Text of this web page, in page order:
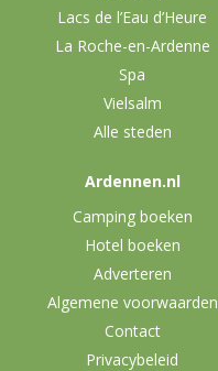
Lacs de l’Eau d’Heure
La Roche-en-Ardenne
Spa
Vielsalm
Alle steden
Ardennen.nl
Camping boeken
Hotel boeken
Adverteren
Algemene voorwaarden
Contact
Privacybeleid